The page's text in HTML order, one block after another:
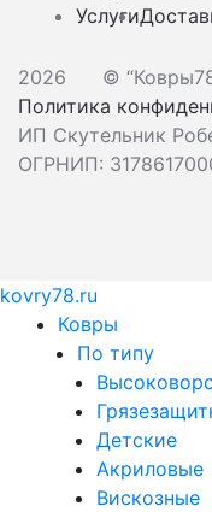
Услуги
2026
©
Политика
ИП Скутельник
ОГРНИП:
kovry78.ru
Ковры
По типу
Детские
Акриловые
Вискозные